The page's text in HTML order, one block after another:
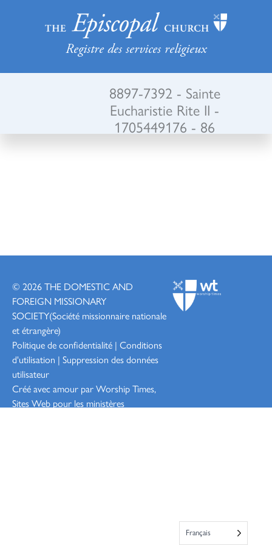
Registre des services religieux
8897-7392 - Sainte
Eucharistie Rite II -
1705449176 - 86
© 2026 THE DOMESTIC AND
FOREIGN MISSIONARY
SOCIETY(Société missionnaire nationale
et étrangère)
Politique de confidentialité | Conditions
d'utilisation | Suppression des données
utilisateur
Créé avec amour par Worship Times,
Sites Web pour les ministères
Français